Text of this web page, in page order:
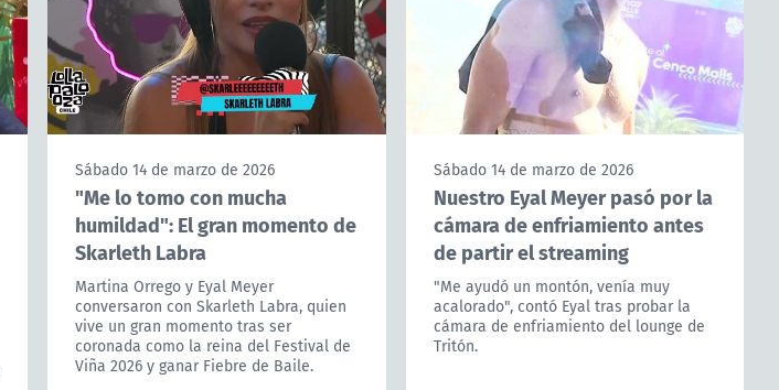
Sábado 14 de marzo de 2026
"Me lo tomo con mucha
humildad": El gran momento de
Skarleth Labra
Martina Orrego y Eyal Meyer
conversaron con Skarleth Labra, quien
vive un gran momento tras ser
coronada como la reina del Festival de
Viña 2026 y ganar Fiebre de Baile.
Sábado 14 de marzo de 2026
Nuestro Eyal Meyer pasó por la
cámara de enfriamiento antes
de partir el streaming
"Me ayudó un montón, venía muy
acalorado", contó Eyal tras probar la
cámara de enfriamiento del lounge de
Tritón.